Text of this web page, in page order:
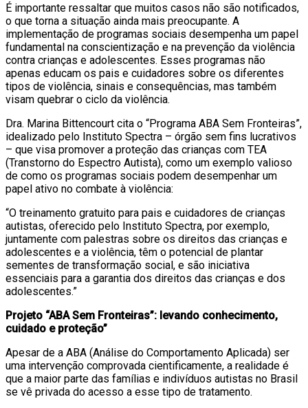
É importante ressaltar que muitos casos não são notificados,
o que torna a situação ainda mais preocupante. A
implementação de programas sociais desempenha um papel
fundamental na conscientização e na prevenção da violência
contra crianças e adolescentes. Esses programas não
apenas educam os pais e cuidadores sobre os diferentes
tipos de violência, sinais e consequências, mas também
visam quebrar o ciclo da violência.
Dra. Marina Bittencourt cita o “Programa ABA Sem Fronteiras”,
idealizado pelo Instituto Spectra – órgão sem fins lucrativos
– que visa promover a proteção das crianças com TEA
(Transtorno do Espectro Autista), como um exemplo valioso
de como os programas sociais podem desempenhar um
papel ativo no combate à violência:
“O treinamento gratuito para pais e cuidadores de crianças
autistas, oferecido pelo Instituto Spectra, por exemplo,
juntamente com palestras sobre os direitos das crianças e
adolescentes e a violência, têm o potencial de plantar
sementes de transformação social, e são iniciativa
essenciais para a garantia dos direitos das crianças e dos
adolescentes.”
Projeto “ABA Sem Fronteiras”: levando conhecimento,
cuidado e proteção”
Apesar de a ABA (Análise do Comportamento Aplicada) ser
uma intervenção comprovada cientificamente, a realidade é
que a maior parte das famílias e indivíduos autistas no Brasil
se vê privada do acesso a esse tipo de tratamento.